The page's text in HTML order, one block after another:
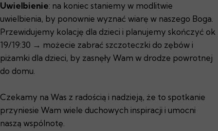
Uwielbienie: na koniec staniemy w modlitwie
uwielbienia, by ponownie wyznać wiarę w naszego Boga.
Przewidujemy kolację dla dzieci i planujemy skończyć ok
19/19:30 → możecie zabrać szczoteczki do zębów i
piżamki dla dzieci, by zasnęły Wam w drodze powrotnej
do domu.
Czekamy na Was z radością i nadzieją, że to spotkanie
przyniesie Wam wiele duchowych inspiracji i umocni
naszą wspólnotę.